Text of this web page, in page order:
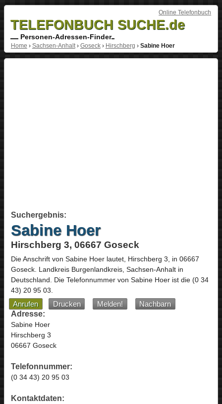
Online Telefonbuch
TELEFONBUCH SUCHE.de
Personen-Adressen-Finder
Home › Sachsen-Anhalt› Goseck› Hirschberg › Sabine Hoer
Suchergebnis:
Sabine Hoer
Hirschberg 3, 06667 Goseck
Die Anschrift von Sabine Hoerlautet, Hirschberg 3, in 06667
Goseck. Landkreis Burgenlandkreis, Sachsen-Anhaltin
Deutschland. Die Telefonnummer von Sabine Hoer ist die (0 34
43) 20 95 03.
Anrufen Drucken Melden!
Nachbarn
Adresse:
Sabine Hoer
Hirschberg 3
06667 Goseck
Telefonnummer:
(0 34 43) 20 95 03
Kontaktdaten: